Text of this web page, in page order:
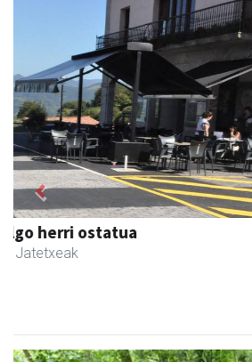
Amonarriz iturgintza S. L.
Larraul - Iturgintza
Previous